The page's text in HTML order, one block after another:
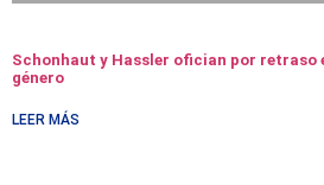
Schonhaut y Hassler ofician por retraso
género
LEER MÁS